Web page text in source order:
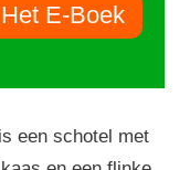
E-Boek
een schotel met